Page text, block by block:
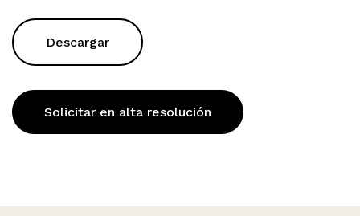
Descargar
Solicitar en alta resolución